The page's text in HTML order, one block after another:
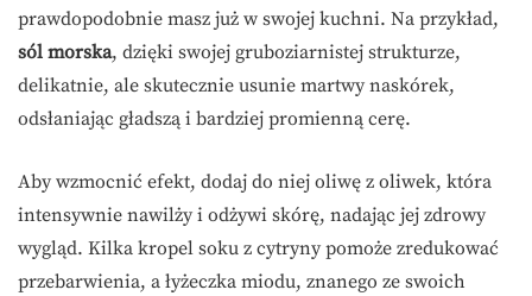
prawdopodobnie masz już w swojej kuchni. Na przykład,
sól morska, dzięki swojej gruboziarnistej strukturze,
delikatnie, ale skutecznie usunie martwy naskórek,
odsłaniając gładszą i bardziej promienną cerę.
Aby wzmocnić efekt, dodaj do niej oliwę z oliwek, która
intensywnie nawilży i odżywi skórę, nadając jej zdrowy
wygląd. Kilka kropel soku z cytryny pomoże zredukować
przebarwienia, a łyżeczka miodu, znanego ze swoich